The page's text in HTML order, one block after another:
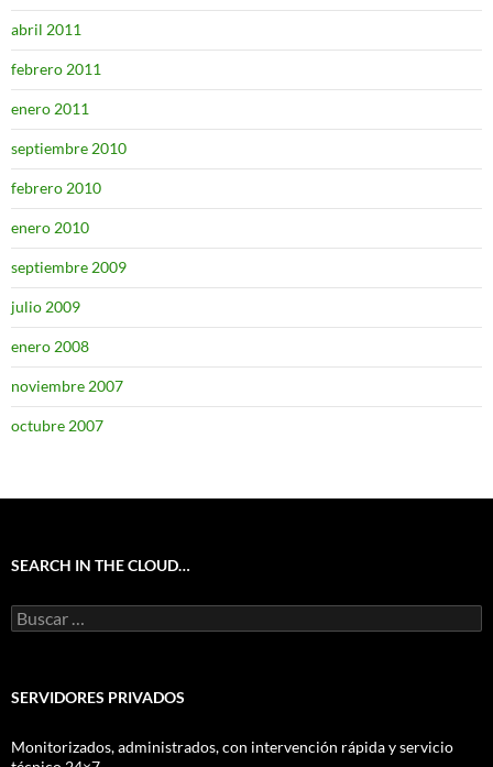
abril 2011
febrero 2011
enero 2011
septiembre 2010
febrero 2010
enero 2010
septiembre 2009
julio 2009
enero 2008
noviembre 2007
octubre 2007
SEARCH IN THE CLOUD…
Buscar:
SERVIDORES PRIVADOS
Monitorizados, administrados, con intervención rápida y servicio